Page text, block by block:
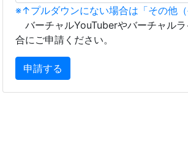
※↑プルダウンにない場合は「その他
バーチャルYouTuberやバーチャル
合にご申請ください。
申請する